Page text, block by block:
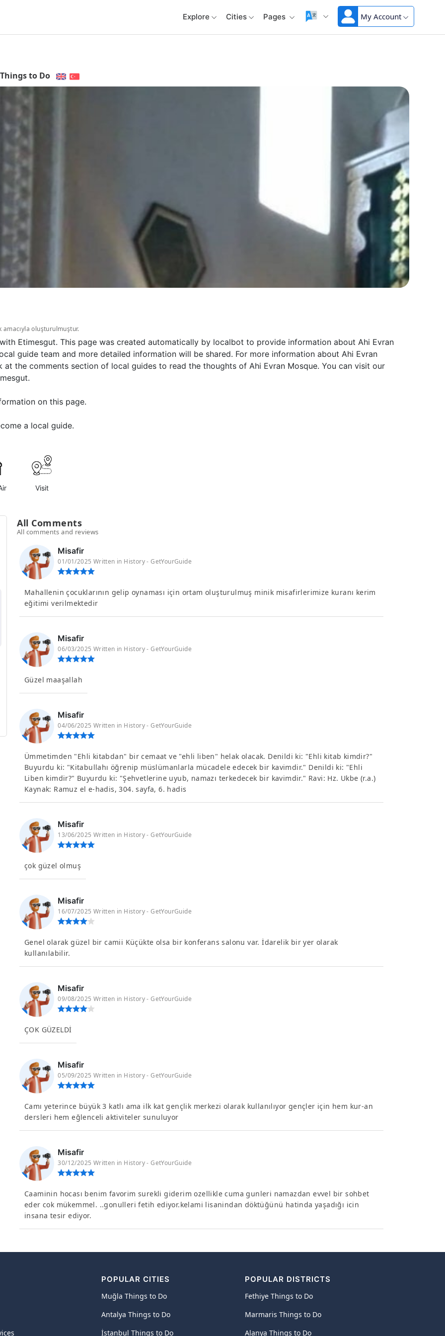
Explore Cities Pages My Account
Things to Do
oluşturulmuştur.
Etimesgut. This page was created automatically by localbot to provide information about Ahi Evran
guide team and more detailed information will be shared. For more information about Ahi Evran
at the comments section of local guides to read the thoughts of Ahi Evran Mosque. You can visit our
on this page.
a local guide.
Visit
All Comments
All comments and reviews
Misafir
01/01/2025 Written in History - GetYourGuide
Mahallenin çocuklarının gelip oynaması için ortam oluşturulmuş minik misafirlerimize kuranı kerim
eğitimi verilmektedir
Misafir
06/03/2025 Written in History - GetYourGuide
Güzel maaşallah
Misafir
04/06/2025 Written in History - GetYourGuide
Ümmetimden "Ehli kitabdan" bir cemaat ve "ehli liben" helak olacak. Denildi ki: "Ehli kitab kimdir?"
Buyurdu ki: "Kitabullahı öğrenip müslümanlarla mücadele edecek bir kavimdir." Denildi ki: "Ehli
Liben kimdir?" Buyurdu ki: "Şehvetlerine uyub, namazı terkedecek bir kavimdir." Ravi: Hz. Ukbe (r.a.)
Kaynak: Ramuz el e-hadis, 304. sayfa, 6. hadis
Misafir
13/06/2025 Written in History - GetYourGuide
çok güzel olmuş
Misafir
16/07/2025 Written in History - GetYourGuide
Genel olarak güzel bir camii Küçükte olsa bir konferans salonu var. İdarelik bir yer olarak
kullanılabilir.
Misafir
09/08/2025 Written in History - GetYourGuide
ÇOK GÜZELDİ
Misafir
05/09/2025 Written in History - GetYourGuide
Camı yeterince büyük 3 katlı ama ilk kat gençlik merkezi olarak kullanılıyor gençler için hem kur-an
dersleri hem eğlenceli aktiviteler sunuluyor
Misafir
30/12/2025 Written in History - GetYourGuide
Caaminin hocası benim favorim surekli giderim ozellikle cuma gunleri namazdan evvel bir sohbet
eder cok mükemmel. ..gonulleri fetih ediyor.kelami lisanindan döktüğünü hatinda yaşadığı icin
insana tesir ediyor.
POPULAR CITIES
Muğla Things to Do
Antalya Things to Do
İstanbul Things to Do
POPULAR DISTRICTS
Fethiye Things to Do
Marmaris Things to Do
Alanya Things to Do